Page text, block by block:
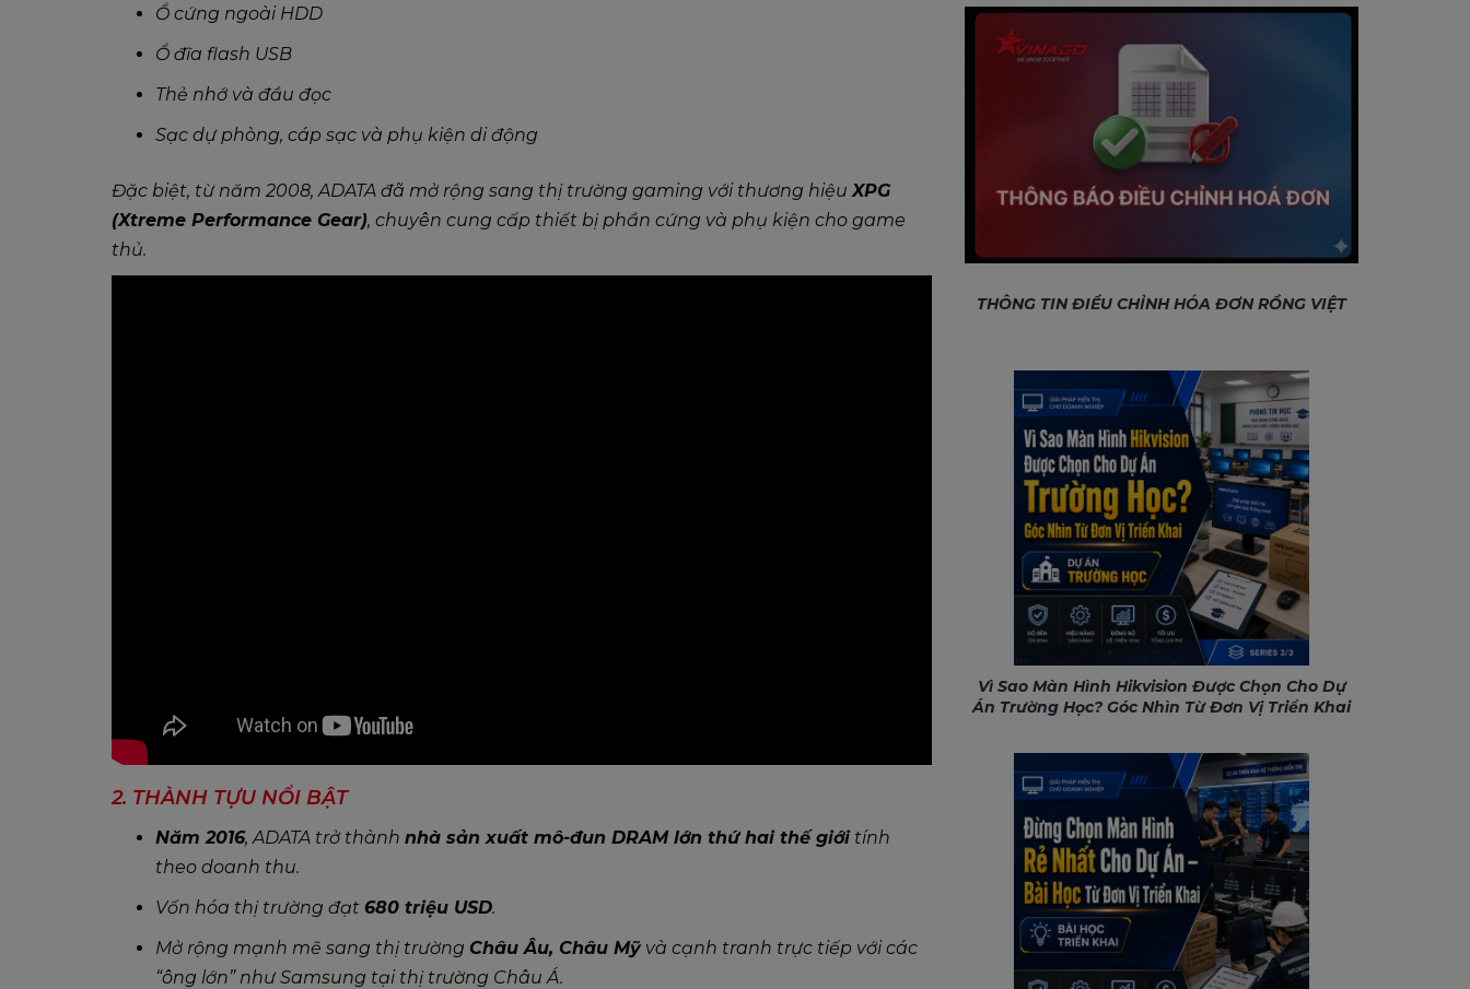
Ổ cứng ngoài HDD
Ổ đĩa flash USB
Thẻ nhớ và đầu đọc
Sạc dự phòng, cáp sạc và phụ kiện di động
Đặc biệt, từ năm 2008, ADATA đã mở rộng sang thị trường gaming với thương hiệuXPG
(Xtreme Performance Gear), chuyên cung cấp thiết bị phần cứng và phụ kiện cho game
thủ.
2. THÀNH TỰU NỔI BẬT
Năm 2016, ADATA trở thành nhà sản xuất mô-đun DRAM lớn thứ hai thế giớitính
theo doanh thu.
Vốn hóa thị trường đạt 680 triệu USD.
Mở rộng mạnh mẽ sang thị trường Châu Âu, Châu Mỹvà cạnh tranh trực tiếp với các
“ông lớn” như Samsung tại thị trường Châu Á.
THÔNG TIN ĐIỀU CHỈNH HÓA ĐƠN RỒNG VIỆT
Vì Sao Màn Hình Hikvision Được Chọn Cho Dự
Án Trường Học? Góc Nhìn Từ Đơn Vị Triển Khai